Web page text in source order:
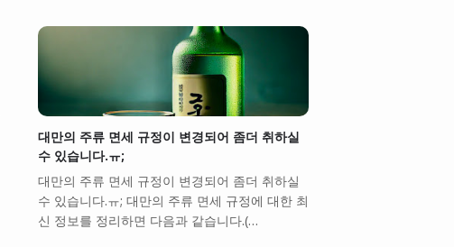
대만의 주류 면세 규정이 변경되어 좀더 취하실
수 있습니다.ㅠ;
대만의 주류 면세 규정이 변경되어 좀더 취하실
수 있습니다.ㅠ; 대만의 주류 면세 규정에 대한 최
신 정보를 정리하면 다음과 같습니다.(…